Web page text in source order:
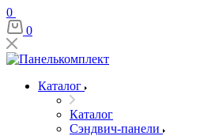
0
0
Каталог
Каталог
Сэндвич-панели